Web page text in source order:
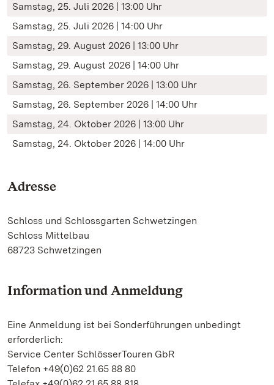
Samstag, 25. Juli 2026 | 13:00 Uhr
Samstag, 25. Juli 2026 | 14:00 Uhr
Samstag, 29. August 2026 | 13:00 Uhr
Samstag, 29. August 2026 | 14:00 Uhr
Samstag, 26. September 2026 | 13:00 Uhr
Samstag, 26. September 2026 | 14:00 Uhr
Samstag, 24. Oktober 2026 | 13:00 Uhr
Samstag, 24. Oktober 2026 | 14:00 Uhr
Adresse
Schloss und Schlossgarten Schwetzingen
Schloss Mittelbau
68723 Schwetzingen
Information und Anmeldung
Eine Anmeldung ist bei Sonderführungen unbedingt
erforderlich:
Service Center SchlösserTouren GbR
Telefon +49(0)62 21.65 88 80